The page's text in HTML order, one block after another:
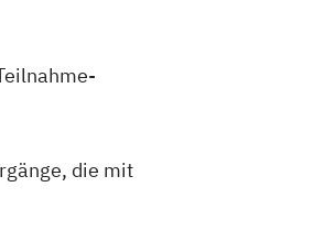
die mit